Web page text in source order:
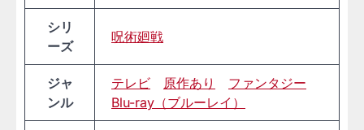
シリ
ーズ
呪術廻戦
ジャ
ンル
テレビ 原作あり
ファンタジー
Blu-ray（ブルーレイ）